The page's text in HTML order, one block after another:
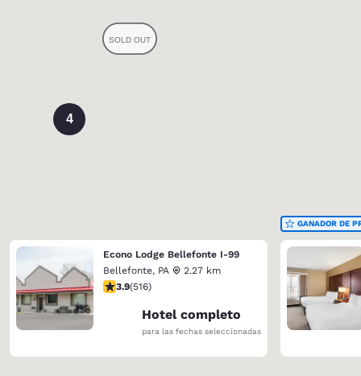
4
Econo Lodge Bellefonte I-99
Bellefonte, PA
2.27 km
calificación de 3.92 estrellas. Bueno. 516 reseñas
3.9(516)
Hotel completo
para las fechas seleccionadas
GANADOR DE